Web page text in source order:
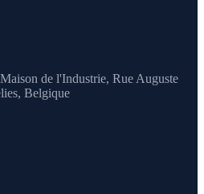
de l'Industrie, Rue Auguste
Belgique